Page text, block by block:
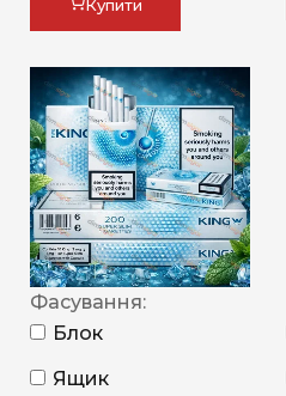
Купити
Фасування:
Блок
Ящик